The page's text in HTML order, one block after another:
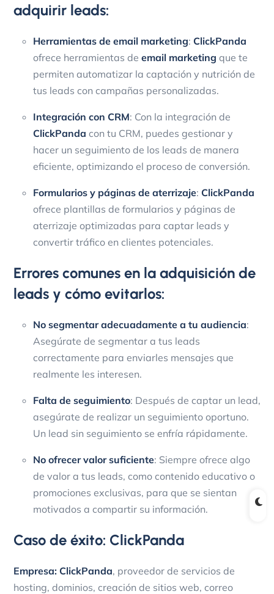
adquirir leads:
Herramientas de email marketing: ClickPanda
ofrece herramientas de email marketing que te
permiten automatizar la captación y nutrición de
tus leads con campañas personalizadas.
Integración con CRM: Con la integración de
ClickPanda con tu CRM, puedes gestionar y
hacer un seguimiento de los leads de manera
eficiente, optimizando el proceso de conversión.
Formularios y páginas de aterrizaje: ClickPanda
ofrece plantillas de formularios y páginas de
aterrizaje optimizadas para captar leads y
convertir tráfico en clientes potenciales.
Errores comunes en la adquisición de
leads y cómo evitarlos:
No segmentar adecuadamente a tu audiencia:
Asegúrate de segmentar a tus leads
correctamente para enviarles mensajes que
realmente les interesen.
Falta de seguimiento: Después de captar un lead,
asegúrate de realizar un seguimiento oportuno.
Un lead sin seguimiento se enfría rápidamente.
No ofrecer valor suficiente: Siempre ofrece algo
de valor a tus leads, como contenido educativo o
promociones exclusivas, para que se sientan
motivados a compartir su información.
Caso de éxito: ClickPanda
Empresa: ClickPanda, proveedor de servicios de
hosting, dominios, creación de sitios web, correo